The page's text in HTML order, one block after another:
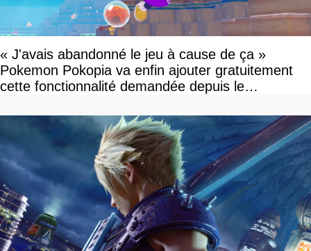
« J'avais abandonné le jeu à cause de ça »
Pokemon Pokopia va enfin ajouter gratuitement
cette fonctionnalité demandée depuis le